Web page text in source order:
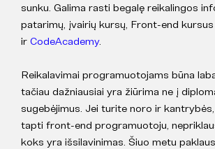
sunku. Galima rasti begalę reikalingos
patarimų, įvairių kursų, Front-end
ir CodeAcademy.
Reikalavimai programuotojams būna
tačiau dažniausiai yra žiūrima ne į
sugebėjimus. Jei turite noro ir
tapti front-end programuotoju,
koks yra išsilavinimas. Šiuo metu